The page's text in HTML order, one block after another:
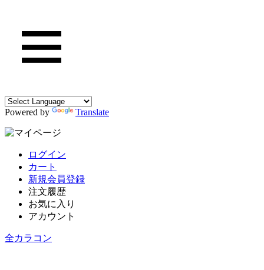
Powered by Translate
ログイン
カート
新規会員登録
注文履歴
お気に入り
アカウント
全カラコン